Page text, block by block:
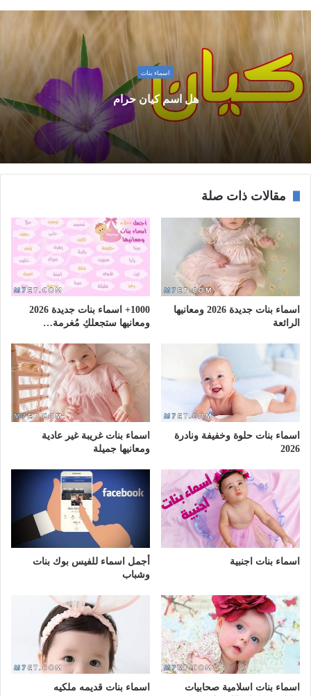
اسماء بنات
هل اسم كيان حرام
مقالات ذات صلة
اسماء بنات جديدة 2026 ومعانيها
الرائعة
1000+ اسماء بنات جديدة 2026
ومعانيها ستجعلكِ مُغرمة…
اسماء بنات حلوة وخفيفة ونادرة
2026
اسماء بنات غريبة غير عادية
ومعانيها جميلة
اسماء بنات اجنبية
أجمل اسماء للفيس بوك بنات
وشباب
اسماء بنات اسلامية صحابيات
اسماء بنات قديمه ملكيه